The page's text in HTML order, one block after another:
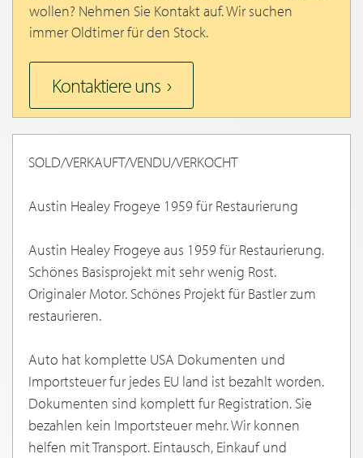
wollen? Nehmen Sie Kontakt auf. Wir suchen
immer Oldtimer für den Stock.
Kontaktiere uns
SOLD/VERKAUFT/VENDU/VERKOCHT
Austin Healey Frogeye 1959 für Restaurierung
Austin Healey Frogeye aus 1959 für Restaurierung.
Schönes Basisprojekt mit sehr wenig Rost.
Originaler Motor. Schönes Projekt für Bastler zum
restaurieren.
Auto hat komplette USA Dokumenten und
Importsteuer fur jedes EU land ist bezahlt worden.
Dokumenten sind komplett fur Registration. Sie
bezahlen kein Importsteuer mehr. Wir konnen
helfen mit Transport. Eintausch, Einkauf und